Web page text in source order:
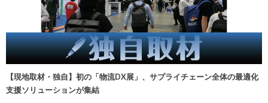
【現地取材・独自】初の「物流DX展」、サプライチェーン全体の最適化
支援ソリューションが集結